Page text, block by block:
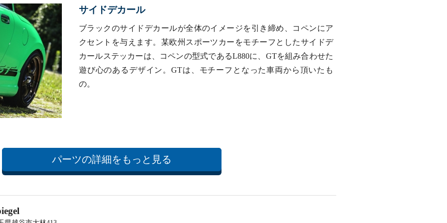
サイドデカール
ブラックのサイドデカールが全体のイメージを引き締め、コペンにア
クセントを与えます。某欧州スポーツカーをモチーフとしたサイドデ
カールステッカーは、コペンの型式であるL880に、GTを組み合わせた
遊び心のあるデザイン。GTは、モチーフとなった車両から頂いたも
の。
パーツの詳細をもっと見る